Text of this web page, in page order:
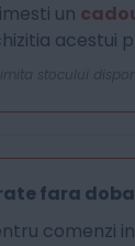
un
acestui
stocului
fara
comenzi